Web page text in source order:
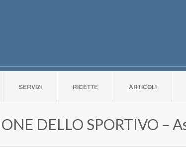
SERVIZI RICETTE ARTICOLI
DELLO SPORTIVO –